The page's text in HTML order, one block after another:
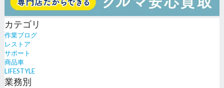
カテゴリ
作業ブログ
レストア
サポート
商品車
LIFESTYLE
業務別